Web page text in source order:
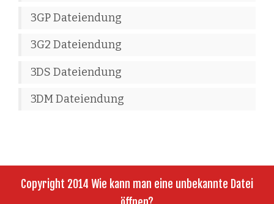
3GP Dateiendung
3G2 Dateiendung
3DS Dateiendung
3DM Dateiendung
Copyright 2014 Wie kann man eine unbekannte Datei